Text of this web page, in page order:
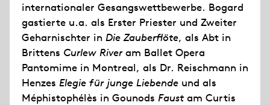
internationaler Gesangswettbewerbe. Bogard
gastierte u.a. als Erster Priester und Zweiter
Geharnischter in Die Zauberflöte, als Abt in
Brittens Curlew Riveram Ballet Opera
Pantomime in Montreal, als Dr. Reischmann in
Henzes Elegie für junge Liebende und als
Méphistophélès in Gounods Faustam Curtis